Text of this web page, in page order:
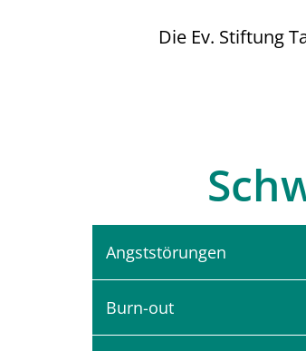
Die Ev. Stiftung
Angststörungen
Burn-out